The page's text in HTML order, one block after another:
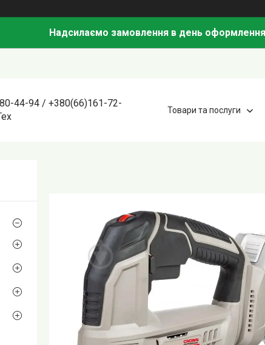
Надсилаємо замовлення в день
44-94 / +380(66)161-72-
Товари та послуги